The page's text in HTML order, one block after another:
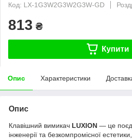
Код: LX-1G3W2G3W2G3W-GD
813 ₴
Купити
Опис Характеристики
Опис
Клавішний вимикач LUXION — це
інженерії та безкомпромісної